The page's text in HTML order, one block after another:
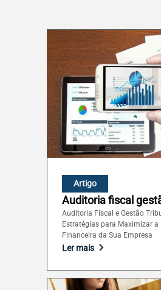
Rondônia
Roraima (RR)
Sergipe (SE)
Tocantins (TO)
Brasilia (DF)
Artigo
Auditoria fiscal
Auditoria Fiscal e Gestão
Estratégias para Maximizar a
Financeira da Sua Empresa
Ler mais